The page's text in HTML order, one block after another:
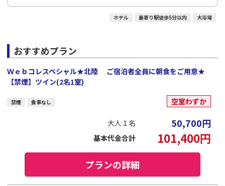
ホテル 最寄り駅徒歩5分以内 大浴場
おすすめプラン
Ｗｅｂコレスペシャル★北陸 ご宿泊者全員に朝食をご用意★
【禁煙】ツイン(2名1室)
禁煙 食事なし 空室わずか
大人１名 50,700円
基本代金合計 101,400円
プランの詳細